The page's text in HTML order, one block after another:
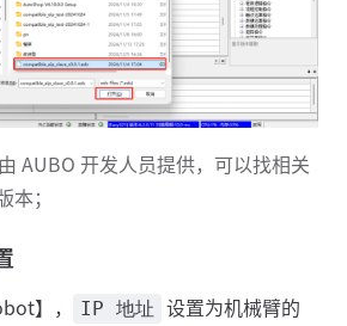
AUBO 开发人员提供，可以找相关
；
】， IP 地址 设置为机械臂的